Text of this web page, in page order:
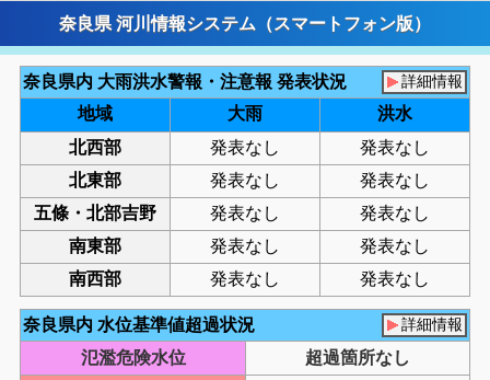
奈良県 河川情報システム（スマートフォン版）
奈良県内 水位基準値超過状況 詳細情報
氾濫危険水位
超過箇所なし